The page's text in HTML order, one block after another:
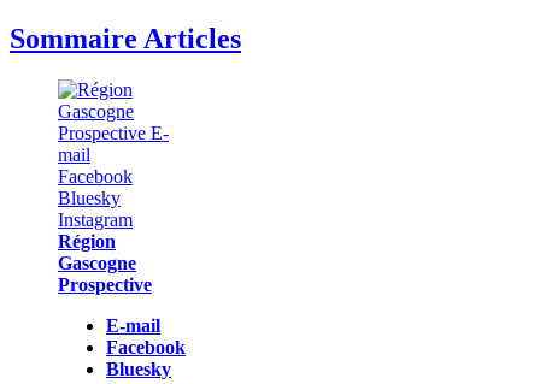
Sommaire Articles
Région
Gascogne
Prospective
E-mail
Facebook
Bluesky